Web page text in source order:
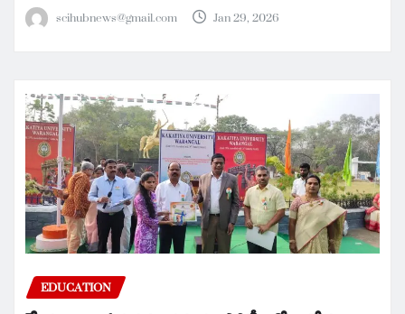
scihubnews@gmail.com Jan 29, 2026
EDUCATION